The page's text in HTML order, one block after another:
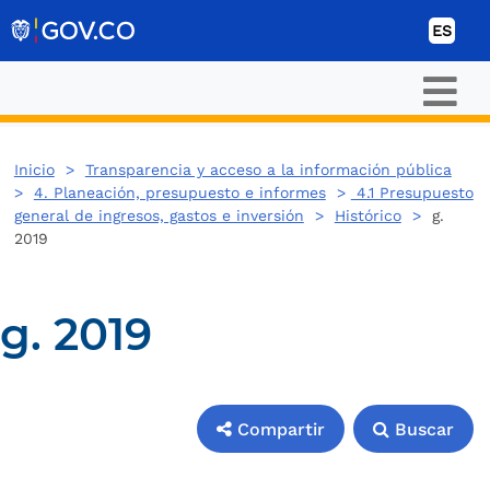
ES
Inicio> Transparencia y acceso a la información pública
> 4. Planeación, presupuesto e informes>
4.1 Presupuesto
general de ingresos, gastos e inversión > Histórico> g.
2019
g. 2019
Compartir Buscar